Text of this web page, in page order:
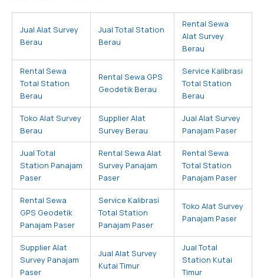
Jual Alat Survey
Berau
Jual Total Station
Berau
Rental Sewa
Alat Survey
Berau
Rental Sewa
Total Station
Berau
Rental Sewa GPS
Geodetik Berau
Service Kalibrasi
Total Station
Berau
Toko Alat Survey
Berau
Supplier Alat
Survey Berau
Jual Alat Survey
Panajam Paser
Jual Total
Station Panajam
Paser
Rental Sewa Alat
Survey Panajam
Paser
Rental Sewa
Total Station
Panajam Paser
Rental Sewa
GPS Geodetik
Panajam Paser
Service Kalibrasi
Total Station
Panajam Paser
Toko Alat Survey
Panajam Paser
Supplier Alat
Survey Panajam
Paser
Jual Alat Survey
Kutai Timur
Jual Total
Station Kutai
Timur